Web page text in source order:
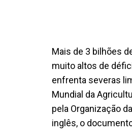
Mais de 3 bilhões
muito altos de
enfrenta severas
Mundial da
pela Organização
inglês, o